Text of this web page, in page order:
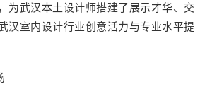
为武汉本土设计师搭建了展示才华、交
汉室内设计行业创意活力与专业水平提